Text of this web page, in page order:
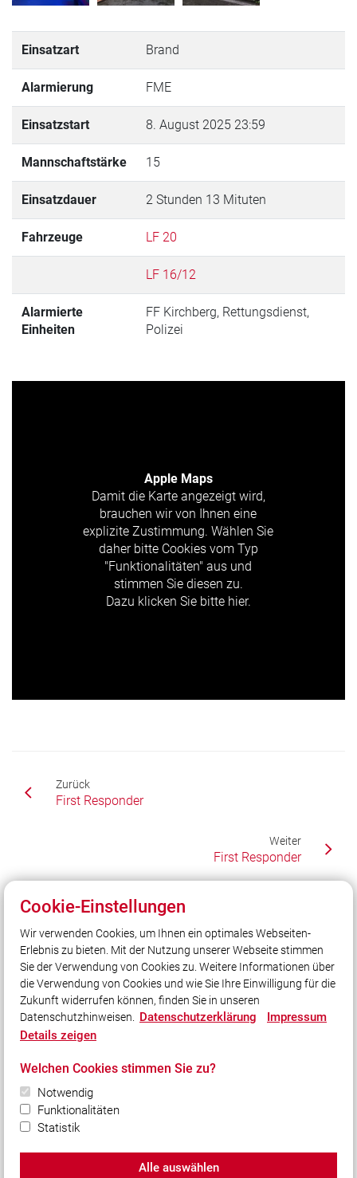
Einsatzart Brand
Alarmierung FME
Einsatzstart 8. August 2025 23:59
Mannschaftstärke 15
Einsatzdauer 2 Stunden 13 Mituten
Fahrzeuge LF 20
LF 16/12
Alarmierte
Einheiten
FF Kirchberg, Rettungsdienst,
Polizei
Apple Maps
Damit die Karte angezeigt wird,
brauchen wir von Ihnen eine
explizite Zustimmung. Wählen Sie
daher bitte Cookies vom Typ
"Funktionalitäten" aus und
stimmen Sie diesen zu.
Dazu klicken Sie bitte hier.
Zurück
First Responder
Weiter
First Responder
Unser Leitsatz
Unsere Freizeit für Ihre Sicherheit!
Feuerwehr Notruf bundesweit: 112
Social Media
Bleiben Sie mit uns in Kontakt und vernetzen Sie sich
mit uns!
© 2026 Freiwillige Feuerwehr Markt Wartenberg
Cookie-Einstellungen
Wir verwenden Cookies, um Ihnen ein optimales Webseiten-
Erlebnis zu bieten. Mit der Nutzung unserer Webseite stimmen
Sie der Verwendung von Cookies zu. Weitere Informationen über
die Verwendung von Cookies und wie Sie Ihre Einwilligung für die
Zukunft widerrufen können, finden Sie in unseren
Datenschutzhinweisen. Datenschutzerklärung
Impressum
Details zeigen
Welchen Cookies stimmen Sie zu?
Notwendig
Funktionalitäten
Statistik
Alle auswählen